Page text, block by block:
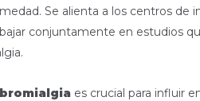
Se alienta a los centros de
conjuntamente en estudios
es crucial para influir